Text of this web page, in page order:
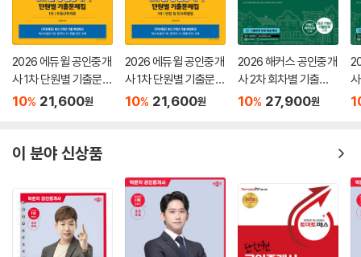
2026 에듀윌 공인중개
사 1차 단원별 기출문제
집 부동산학개론
10% 21,600원
2026 에듀윌 공인중개
사 1차 단원별 기출문제
집 민법 및 민사특별법
10% 21,600원
2026 해커스 공인중개
사 2차 회차별 기출문
제집
10% 27,900원
집
이 분야 신상품